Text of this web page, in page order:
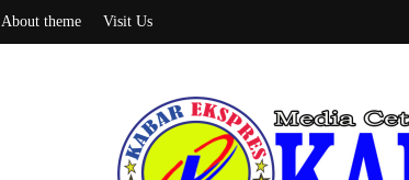
About theme Visit Us